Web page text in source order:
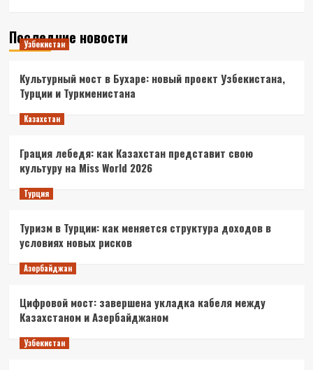
Последние новости
Узбекистан
Культурный мост в Бухаре: новый проект Узбекистана,
Турции и Туркменистана
Казахстан
Грация лебедя: как Казахстан представит свою
культуру на Miss World 2026
Турция
Туризм в Турции: как меняется структура доходов в
условиях новых рисков
Азербайджан
Цифровой мост: завершена укладка кабеля между
Казахстаном и Азербайджаном
Узбекистан